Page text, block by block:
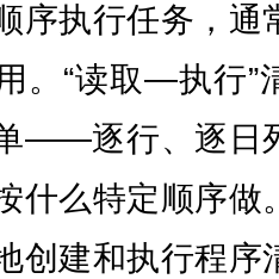
序执行任务，通
。“读取—执行”
——逐行、逐日
什么特定顺序做
创建和执行程序